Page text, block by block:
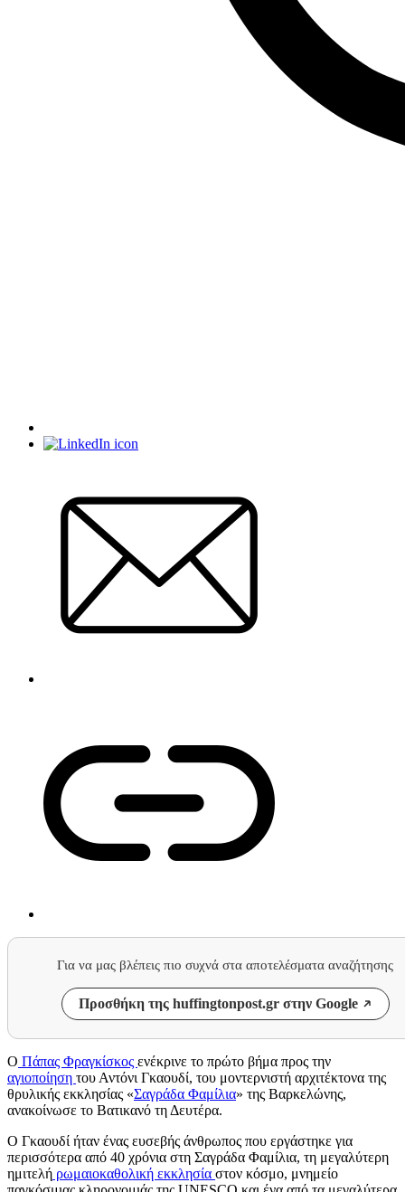
Για να μας βλέπεις πιο συχνά στα αποτελέσματα αναζήτησης
Προσθήκη της huffingtonpost.gr στην Google
Ο Πάπας Φραγκίσκος ενέκρινε το πρώτο βήμα προς την
αγιοποίηση του Αντόνι Γκαουδί, του μοντερνιστή αρχιτέκτονα της
θρυλικής εκκλησίας «Σαγράδα Φαμίλια» της Βαρκελώνης,
ανακοίνωσε το Βατικανό τη Δευτέρα.
Ο Γκαουδί ήταν ένας ευσεβής άνθρωπος που εργάστηκε για
περισσότερα από 40 χρόνια στη Σαγράδα Φαμίλια, τη μεγαλύτερη
ημιτελή ρωμαιοκαθολική εκκλησία στον κόσμο, μνημείο